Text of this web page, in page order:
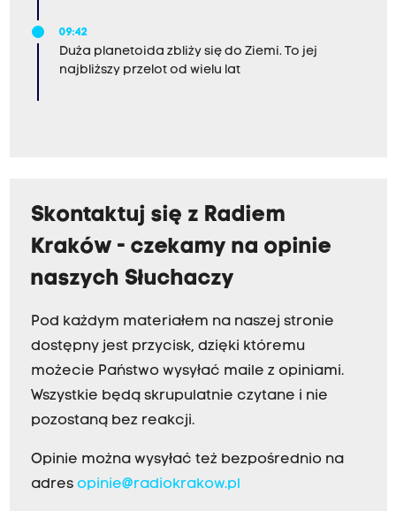
09:42
Duża planetoida zbliży się do Ziemi. To jej
najbliższy przelot od wielu lat
Skontaktuj się z Radiem
Kraków - czekamy na opinie
naszych Słuchaczy
Pod każdym materiałem na naszej stronie
dostępny jest przycisk, dzięki któremu
możecie Państwo wysyłać maile z opiniami.
Wszystkie będą skrupulatnie czytane i nie
pozostaną bez reakcji.
Opinie można wysyłać też bezpośrednio na
adres opinie@radiokrakow.pl